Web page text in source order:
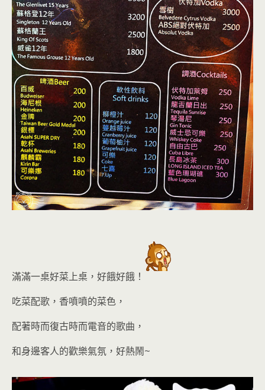
滿滿一桌好菜上桌，好餓好餓！
吃菜配歌，香噴噴的菜色，
配著時而復古時而電音的歌曲，
和身邊客人的歡樂氣氛，好熱鬧~